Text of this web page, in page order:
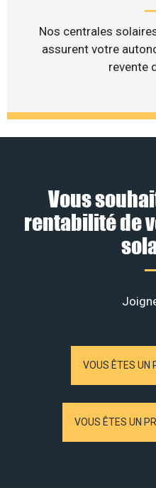
Nos centrales
assurent votre
revente
Vous
rentabilité de
VOUS ÊTES UN
VOUS ÊTES UN